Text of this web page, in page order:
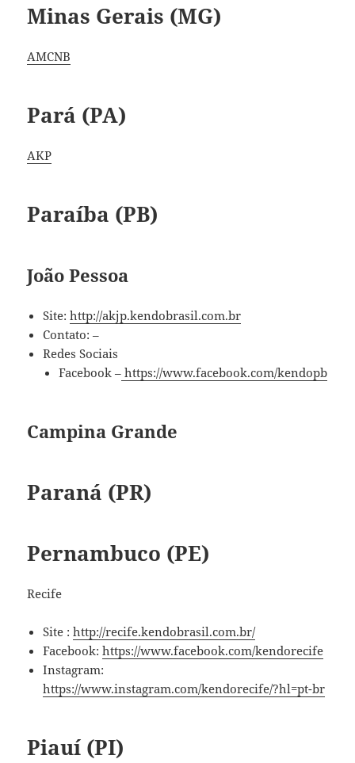
Minas Gerais (MG)
AMCNB
Pará (PA)
AKP
Paraíba (PB)
João Pessoa
Site:http://akjp.kendobrasil.com.br
Contato: –
Redes Sociais
Facebook – https://www.facebook.com/kendopb
Campina Grande
Paraná (PR)
Pernambuco (PE)
Recife
Site :http://recife.kendobrasil.com.br/
Facebook:https://www.facebook.com/kendorecife
Instagram:
https://www.instagram.com/kendorecife/?hl=pt-br
Piauí (PI)